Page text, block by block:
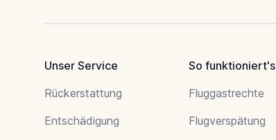
Unser Service
Rückerstattung
Entschädigung
So funktioniert's
Fluggastrechte
Flugverspätung